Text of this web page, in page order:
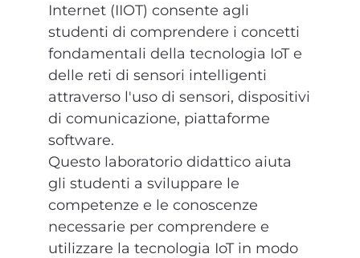
Internet (IIOT) consente agli
studenti di comprendere i concetti
fondamentali della tecnologia IoT e
delle reti di sensori intelligenti
attraverso l'uso di sensori, dispositivi
di comunicazione, piattaforme
software.
Questo laboratorio didattico aiuta
gli studenti a sviluppare le
competenze e le conoscenze
necessarie per comprendere e
utilizzare la tecnologia IoT in modo